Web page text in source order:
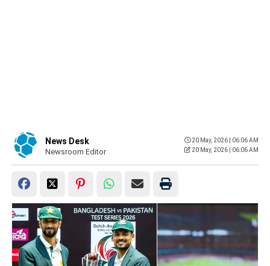
News Desk
Newsroom Editor
20 May, 2026 | 06:06 AM
20 May, 2026 | 06:06 AM